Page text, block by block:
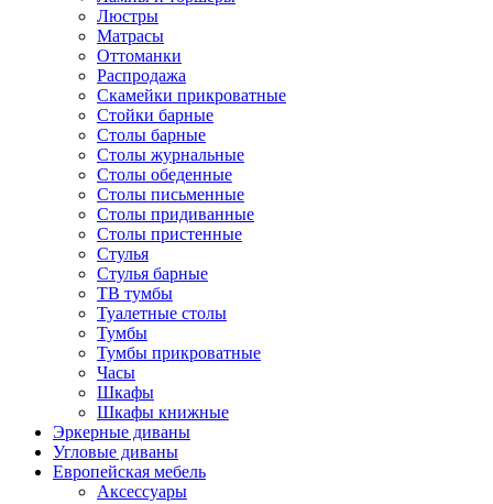
Люстры
Матрасы
Оттоманки
Распродажа
Скамейки прикроватные
Стойки барные
Столы барные
Столы журнальные
Столы обеденные
Столы письменные
Столы придиванные
Столы пристенные
Стулья
Стулья барные
ТВ тумбы
Туалетные столы
Тумбы
Тумбы прикроватные
Часы
Шкафы
Шкафы книжные
Эркерные диваны
Угловые диваны
Европейская мебель
Аксессуары